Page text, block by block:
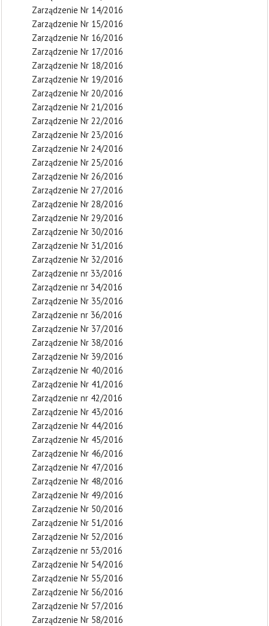
Zarządzenie Nr 14/2016
Zarządzenie Nr 15/2016
Zarządzenie Nr 16/2016
Zarządzenie Nr 17/2016
Zarządzenie Nr 18/2016
Zarządzenie Nr 19/2016
Zarządzenie Nr 20/2016
Zarządzenie Nr 21/2016
Zarządzenie Nr 22/2016
Zarządzenie Nr 23/2016
Zarządzenie Nr 24/2016
Zarządzenie Nr 25/2016
Zarządzenie Nr 26/2016
Zarządzenie Nr 27/2016
Zarządzenie Nr 28/2016
Zarządzenie Nr 29/2016
Zarządzenie Nr 30/2016
Zarządzenie Nr 31/2016
Zarządzenie Nr 32/2016
Zarządzenie nr 33/2016
Zarządzenie nr 34/2016
Zarządzenie Nr 35/2016
Zarządzenie nr 36/2016
Zarządzenie Nr 37/2016
Zarządzenie Nr 38/2016
Zarządzenie Nr 39/2016
Zarządzenie Nr 40/2016
Zarządzenie Nr 41/2016
Zarządzenie nr 42/2016
Zarządzenie Nr 43/2016
Zarządzenie Nr 44/2016
Zarządzenie Nr 45/2016
Zarządzenie Nr 46/2016
Zarządzenie Nr 47/2016
Zarządzenie Nr 48/2016
Zarządzenie Nr 49/2016
Zarządzenie Nr 50/2016
Zarządzenie Nr 51/2016
Zarządzenie Nr 52/2016
Zarządzenie nr 53/2016
Zarządzenie Nr 54/2016
Zarządzenie Nr 55/2016
Zarządzenie Nr 56/2016
Zarządzenie Nr 57/2016
Zarządzenie Nr 58/2016